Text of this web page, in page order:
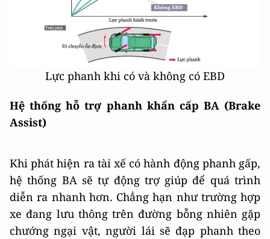
Lực phanh khi có và không có EBD
Hệ thống hỗ trợ phanh khẩn cấp BA (Brake
Assist)
Khi phát hiện ra tài xế có hành động phanh gấp,
hệ thống BA sẽ tự động trợ giúp để quá trình
diễn ra nhanh hơn. Chẳng hạn như trường hợp
xe đang lưu thông trên đường bỗng nhiên gặp
chướng ngại vật, người lái sẽ đạp phanh theo